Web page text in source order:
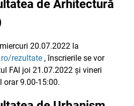
de Arhitectură
20.07.2022 la
rezultate , înscrierile se vor
FAI joi 21.07.2022 și vineri
orar 9.00-15:00.